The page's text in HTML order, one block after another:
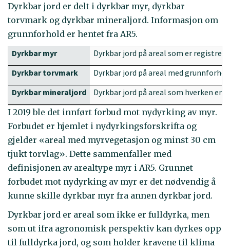
Dyrkbar jord er delt i dyrkbar myr, dyrkbar
torvmark og dyrkbar mineraljord. Informasjon om
grunnforhold er hentet fra AR5.
Dyrkbar myr
Dyrkbar jord på areal som er registrert
Dyrkbar torvmark
Dyrkbar jord på areal med
Dyrkbar mineraljord
Dyrkbar jord på areal som hverken er
I 2019 ble det innført forbud mot nydyrking av myr.
Forbudet er hjemlet i nydyrkingsforskrifta og
gjelder «areal med myrvegetasjon og minst 30 cm
tjukt torvlag». Dette sammenfaller med
definisjonen av arealtype myr i AR5. Grunnet
forbudet mot nydyrking av myr er det nødvendig å
kunne skille dyrkbar myr fra annen dyrkbar jord.
Dyrkbar jord er areal som ikke er fulldyrka, men
som ut ifra agronomisk perspektiv kan dyrkes opp
til fulldyrka jord, og som holder kravene til klima